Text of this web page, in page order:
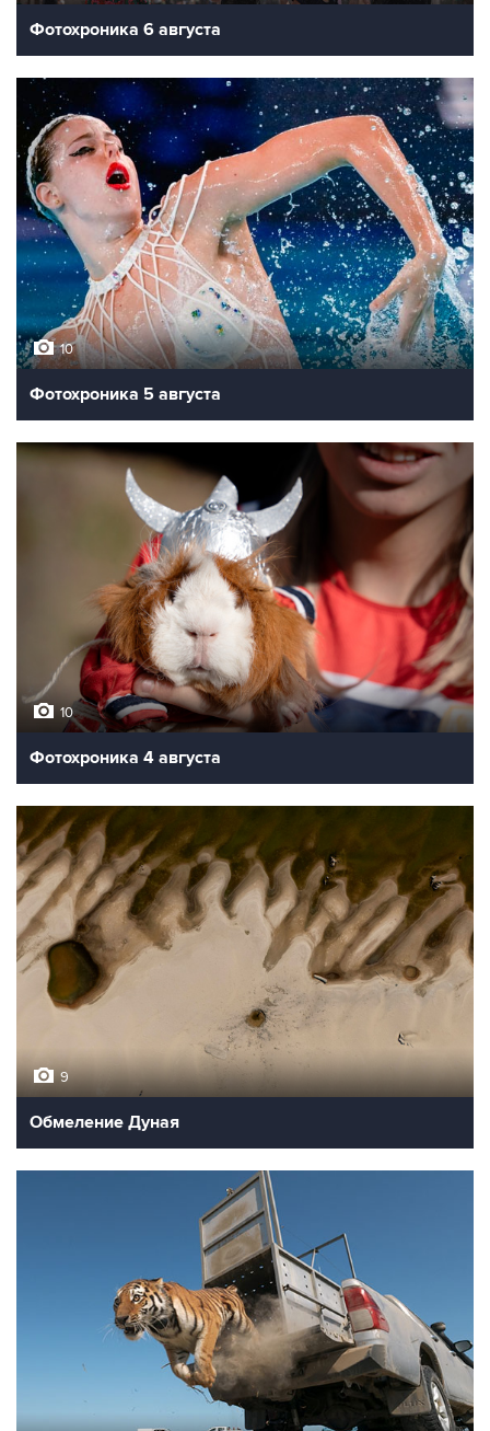
Фотохроника 6 августа
10
Фотохроника 5 августа
10
Фотохроника 4 августа
9
Обмеление Дуная